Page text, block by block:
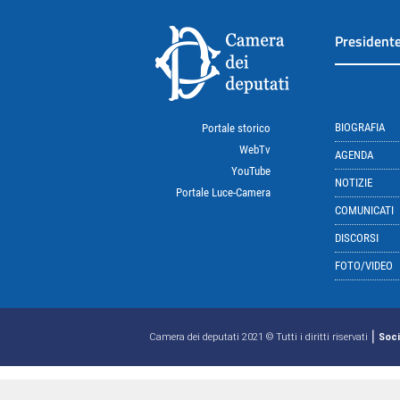
Portale storico
WebTv
YouTube
Portale Luce-Camera
BIOGRAFIA
AGENDA
NOTIZIE
COMUNICATI
DISCORSI
FOTO/VIDEO
Camera dei deputati 2021 © Tutti i diritti riservati |